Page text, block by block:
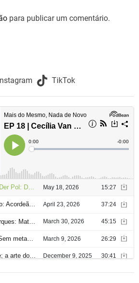
para publicar um comentário.
Instagram TikTok